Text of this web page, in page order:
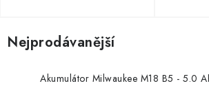
Nejprodávanější
Akumulátor Milwaukee M18 B5 - 5.0